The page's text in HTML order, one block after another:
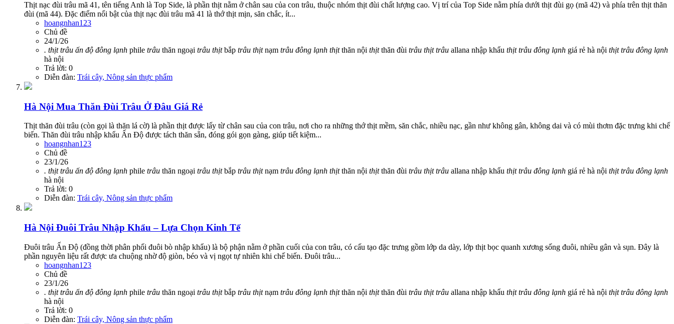
Thịt nạc đùi trâu mã 41, tên tiếng Anh là Top Side, là phần thịt nằm ở chân sau của con trâu, thuộc nhóm thịt đùi chất lượng cao. Vị trí của Top Side nằm phía dưới thịt đùi gọ (mã 42) và phía trên thịt thăn
đùi (mã 44). Đặc điểm nổi bật của thịt nạc đùi trâu mã 41 là thớ thịt mịn, săn chắc, ít...
hoangnhan123
Chủ đề
24/1/26
. thịt trâu ấn độ đông lạnh phile trâu thăn ngoại trâu thịtbắp trâu thịtnạm trâu đông lạnh thịtthăn nội thịtthăn đùi trâu thịt trâu allana nhập khẩu thịt trâu đông lạnh giá rẻ hà nội thịt trâu đông lạnh
hà nội
Trả lời: 0
Diễn đàn: Trái cây, Nông sản thực phẩm
Hà Nội Mua Thăn Đùi Trâu Ở Đâu Giá Rẻ
Thịt thăn đùi trâu (còn gọi là thăn lá cờ) là phần thịt được lấy từ chân sau của con trâu, nơi cho ra những thớ thịt mềm, săn chắc, nhiều nạc, gần như không gân, không dai và có mùi thơm đặc trưng khi chế
biến. Thăn đùi trâu nhập khẩu Ấn Độ được tách thăn sẵn, đóng gói gọn gàng, giúp tiết kiệm...
hoangnhan123
Chủ đề
23/1/26
. thịt trâu ấn độ đông lạnh phile trâu thăn ngoại trâu thịtbắp trâu thịtnạm trâu đông lạnh thịtthăn nội thịtthăn đùi trâu thịt trâu allana nhập khẩu thịt trâu đông lạnh giá rẻ hà nội thịt trâu đông lạnh
hà nội
Trả lời: 0
Diễn đàn: Trái cây, Nông sản thực phẩm
Hà Nội Đuôi Trâu Nhập Khẩu – Lựa Chọn Kinh Tế
Đuôi trâu Ấn Độ (đồng thời phân phối đuôi bò nhập khẩu) là bộ phận nằm ở phần cuối của con trâu, có cấu tạo đặc trưng gồm lớp da dày, lớp thịt bọc quanh xương sống đuôi, nhiều gân và sụn. Đây là
phần nguyên liệu rất được ưa chuộng nhờ độ giòn, béo và vị ngọt tự nhiên khi chế biến. Đuôi trâu...
hoangnhan123
Chủ đề
23/1/26
. thịt trâu ấn độ đông lạnh phile trâu thăn ngoại trâu thịtbắp trâu thịtnạm trâu đông lạnh thịtthăn nội thịtthăn đùi trâu thịt trâu allana nhập khẩu thịt trâu đông lạnh giá rẻ hà nội thịt trâu đông lạnh
hà nội
Trả lời: 0
Diễn đàn: Trái cây, Nông sản thực phẩm